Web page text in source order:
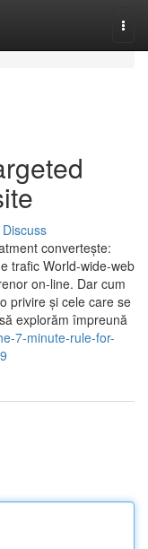
Discuss
convertește:
trafic World-wide-web
on-line. Dar cum
privire și cele care se
explorăm împreună
7-minute-rule-for-